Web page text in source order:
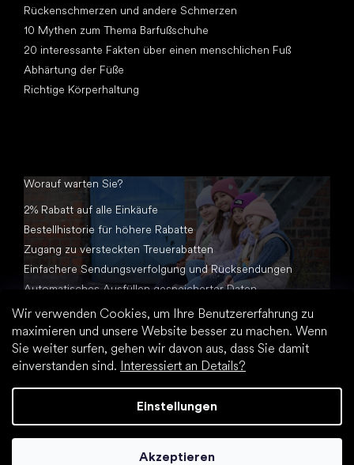
Wir verwenden Cookies, um Ihre Benutzererfahrung zu
maximieren und unsere Website besser zu machen. Wenn
Sie weiter surfen, gehen wir davon aus, dass Sie damit
einverstanden sind. Interessiert an Details?
Einstellungen
Akzeptieren
Rückenschmerzen und andere Schmerzen
10 Mythen zum Thema Barfußschuhe
20 interessante Fakten über einen menschlichen Fuß
Abhärtung der Füße
Richtige Körperhaltung
Worauf warten Sie?
2% Rabatt auf alle Einkäufe
Bestellhistorie für höhere Rabatte
Zugang zu versteckten Treuerabatten
Einfachere Sendungsverfolgung und Rücksendungen
Automatisches Ausfüllen gespeicherter Daten
Alle Dokumente an einem Ort
Erstellt von Shoptet Premium
Footic.de. Alle Rechte vorbehalten.